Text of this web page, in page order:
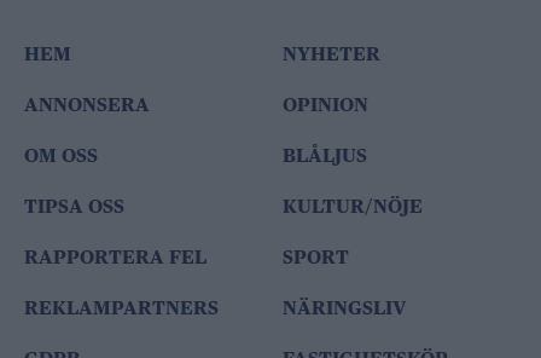
HEM
ANNONSERA
OM OSS
TIPSA OSS
RAPPORTERA FEL
REKLAMPARTNERS
NYHETER
OPINION
BLÅLJUS
KULTUR/NÖJE
SPORT
NÄRINGSLIV